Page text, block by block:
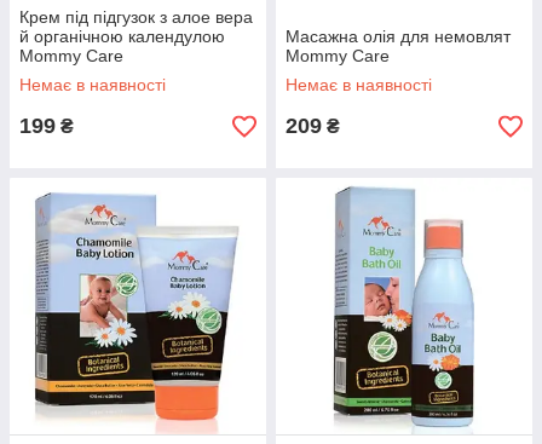
Крем під підгузок з алое вера
й органічною календулою
Mommy Care
Немає в наявності
199 ₴
Масажна олія для немовлят
Mommy Care
Немає в наявності
209 ₴